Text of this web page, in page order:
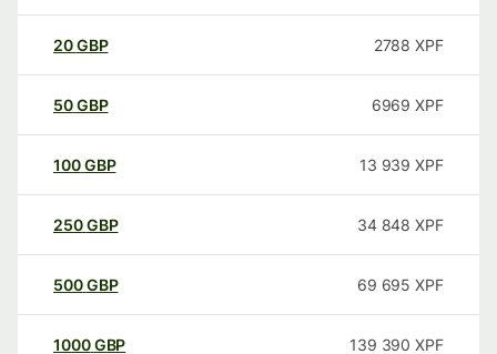
20GBP 2788 XPF
50GBP 6969 XPF
100GBP 13 939 XPF
250GBP 34 848 XPF
500GBP 69 695 XPF
1000GBP 139 390 XPF